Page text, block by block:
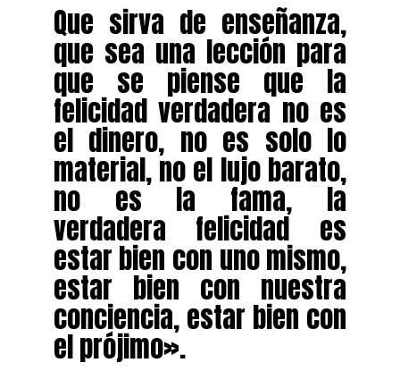
Que sirva de enseñanza,
que sea una lección para
que se piense que la
felicidad verdadera no es
el dinero, no es solo lo
material, no el lujo barato,
no es la fama, la
verdadera felicidad es
estar bien con uno mismo,
estar bien con nuestra
conciencia, estar bien con
el prójimo».